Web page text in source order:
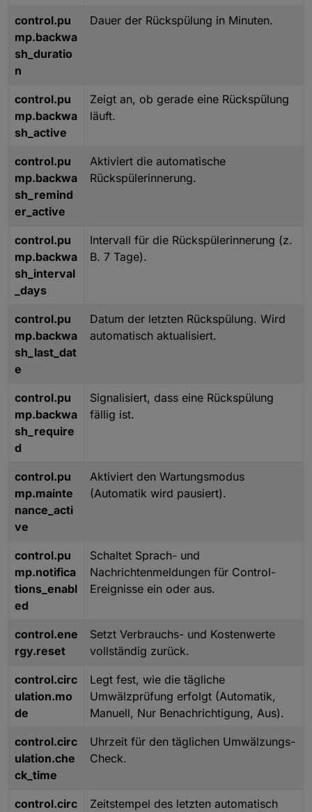
control.pu
mp.backwa
sh_duratio
n
Dauer der Rückspülung in Minuten.
control.pu
mp.backwa
sh_active
Zeigt an, ob gerade eine Rückspülung
läuft.
control.pu
mp.backwa
sh_remind
er_active
Aktiviert die automatische
Rückspülerinnerung.
control.pu
mp.backwa
sh_interval
_days
Intervall für die Rückspülerinnerung (z.
B. 7 Tage).
control.pu
mp.backwa
sh_last_dat
e
Datum der letzten Rückspülung. Wird
automatisch aktualisiert.
control.pu
mp.backwa
sh_require
d
Signalisiert, dass eine Rückspülung
fällig ist.
control.pu
mp.mainte
nance_acti
ve
Aktiviert den Wartungsmodus
(Automatik wird pausiert).
control.pu
mp.notifica
tions_enabl
ed
Schaltet Sprach- und
Nachrichtenmeldungen für Control-
Ereignisse ein oder aus.
control.ene
rgy.reset
Setzt Verbrauchs- und Kostenwerte
vollständig zurück.
control.circ
ulation.mo
de
Legt fest, wie die tägliche
Umwälzprüfung erfolgt (Automatik,
Manuell, Nur Benachrichtigung, Aus).
control.circ
ulation.che
ck_time
Uhrzeit für den täglichen Umwälzungs-
Check.
control.circ
Zeitstempel des letzten automatisch